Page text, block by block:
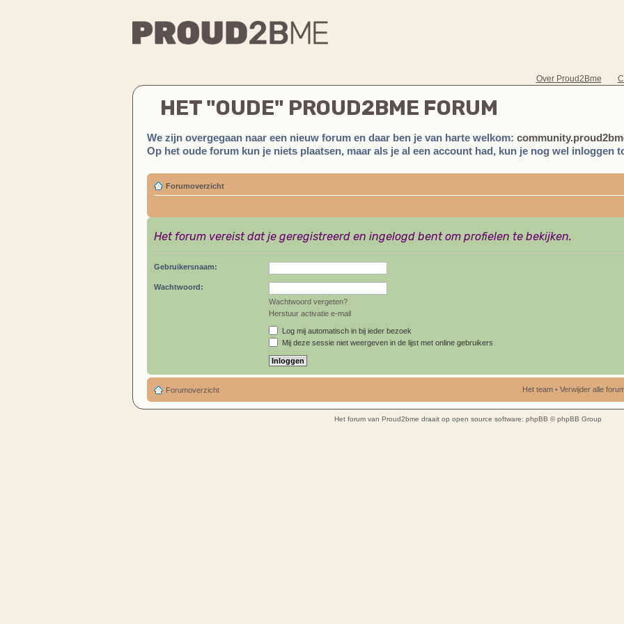
Over Proud2Bme
HET "OUDE" PROUD2BME FORUM
We zijn overgegaan naar een nieuw forum en daar ben je van harte welkom:
Op het oude forum kun je niets plaatsen, maar als je al een account had, kun je nog wel inloggen
Forumoverzicht
Het forum vereist dat je geregistreerd en ingelogd bent om profielen te bekijken.
Gebruikersnaam:
Wachtwoord:
Wachtwoord vergeten?
Herstuur activatie e-mail
Log mij automatisch in bij ieder bezoek
Mij deze sessie niet weergeven in de lijst met online gebruikers
Forumoverzicht Het team• Verwijder alle
Het forum van Proud2bme draait op open source software: phpBB © phpBB Group